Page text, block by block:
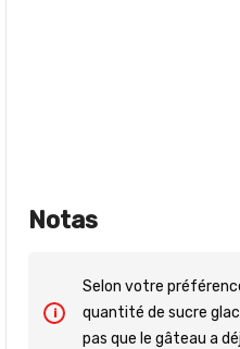
Notas
Selon votre
quantité de sucre
pas que le gâteau a